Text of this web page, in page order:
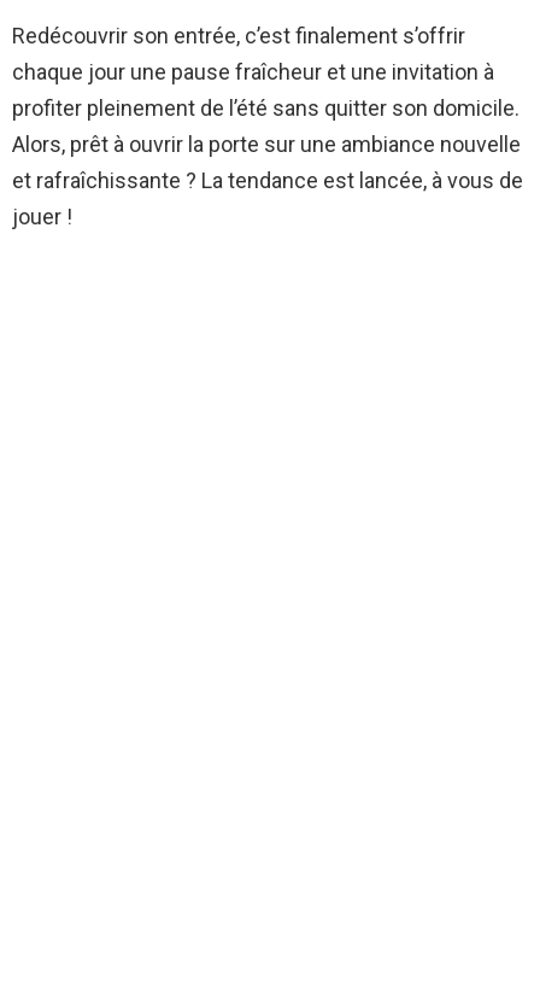
Redécouvrir son entrée, c’est finalement s’offrir
chaque jour une pause fraîcheur et une invitation à
profiter pleinement de l’été sans quitter son domicile.
Alors, prêt à ouvrir la porte sur une ambiance nouvelle
et rafraîchissante ? La tendance est lancée, à vous de
jouer !